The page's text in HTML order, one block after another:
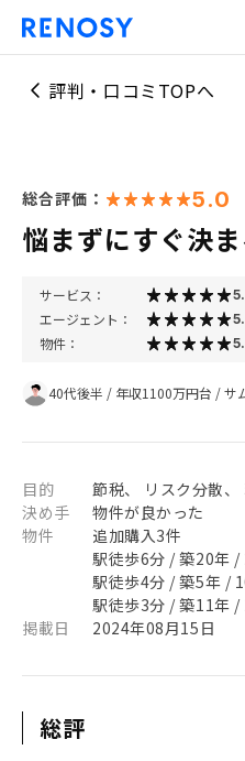
評判・口コミTOPへ
総合評価： 5.0
悩まずにすぐ決
サービス：
エージェント：
物件：
40代後半 / 年収1100万円台 /サ
目的
節税、 リスク分散、
決め手
物件が良かった
物件
追加購入3件
駅徒歩6分 / 築20年
駅徒歩4分 / 築5年 /
駅徒歩3分 / 築11年
掲載日
2024年08月15日
総評